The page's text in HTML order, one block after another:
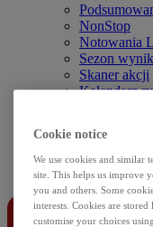
NonStop
Notowania
Sezon
Skaner akcji
Kalendarz
Rolowania
Kontakt
Cookie notice
We use cookies and similar
site. This helps us improve
you and others. Some
interests. Cookies are
customise your choices